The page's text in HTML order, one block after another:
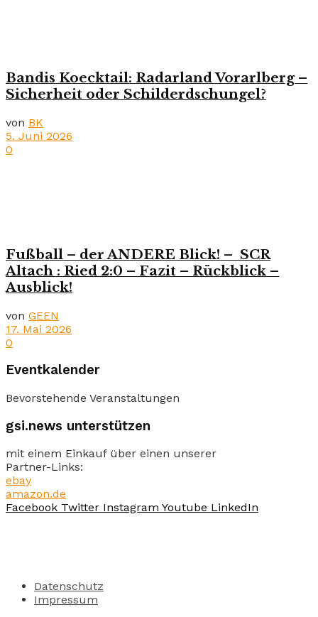
Bandis Koecktail: Radarland Vorarlberg –
Sicherheit oder Schilderdschungel?
von BK
5. Juni 2026
0
Fußball – der ANDERE Blick! – SCR
Altach : Ried 2:0 – Fazit – Rückblick –
Ausblick!
von GEEN
17. Mai 2026
0
Eventkalender
Bevorstehende Veranstaltungen
gsi.news unterstützen
mit einem Einkauf über einen unserer
Partner-Links:
ebay
amazon.de
Facebook Twitter Instagram Youtube LinkedIn
Datenschutz
Impressum